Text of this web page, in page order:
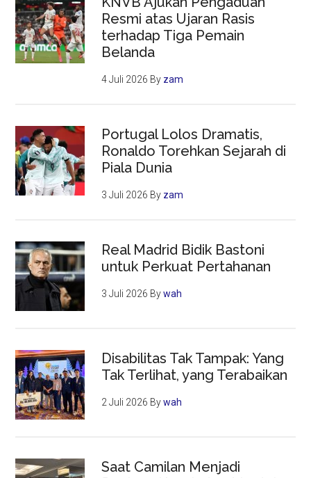
Resmi atas Ujaran Rasis
terhadap Tiga Pemain
Belanda
4 Juli 2026 By zam
Portugal Lolos Dramatis,
Ronaldo Torehkan Sejarah di
Piala Dunia
3 Juli 2026 By zam
Real Madrid Bidik Bastoni
untuk Perkuat Pertahanan
3 Juli 2026 Bywah
Disabilitas Tak Tampak: Yang
Tak Terlihat, yang Terabaikan
2 Juli 2026 Bywah
Saat Camilan Menjadi